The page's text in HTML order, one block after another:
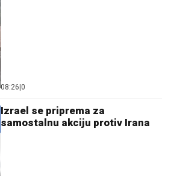
08:26 0
Izrael se priprema za
samostalnu akciju protiv Irana